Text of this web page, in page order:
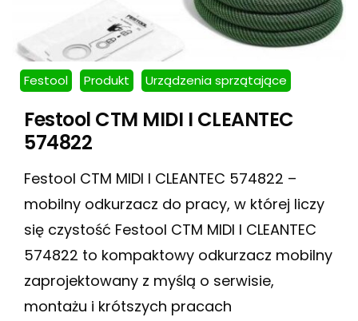
Festool Produkt Urządzenia sprzątające
Festool CTM MIDI I CLEANTEC
574822
Festool CTM MIDI I CLEANTEC 574822 –
mobilny odkurzacz do pracy, w której liczy
się czystość Festool CTM MIDI I CLEANTEC
574822 to kompaktowy odkurzacz mobilny
zaprojektowany z myślą o serwisie,
montażu i krótszych pracach